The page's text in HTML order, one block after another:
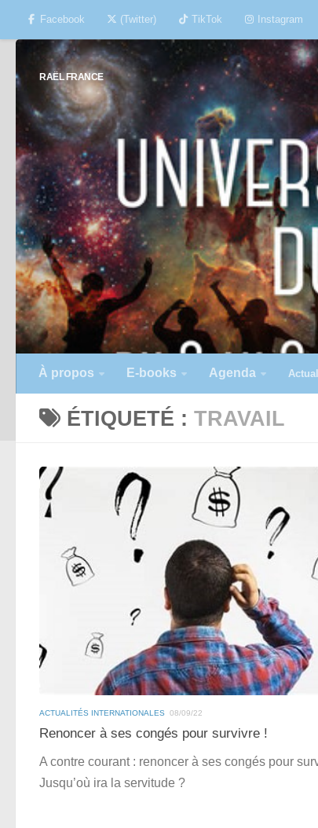
Skip to content
Facebook (Twitter) TikTok Instagram
RAËL FRANCE
À propos E-books Agenda
ÉTIQUETÉ :TRAVAIL
ACTUALITÉS INTERNATIONALES 08/09/22
Renoncer à ses congés pour survivre !
A contre courant : renoncer à ses congés pour
Jusqu’où ira la servitude ?